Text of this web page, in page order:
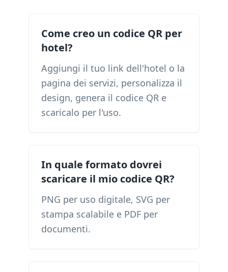
Come creo un codice QR per
hotel?
Aggiungi il tuo link dell'hotel o la
pagina dei servizi, personalizza il
design, genera il codice QR e
scaricalo per l'uso.
In quale formato dovrei
scaricare il mio codice QR?
PNG per uso digitale, SVG per
stampa scalabile e PDF per
documenti.